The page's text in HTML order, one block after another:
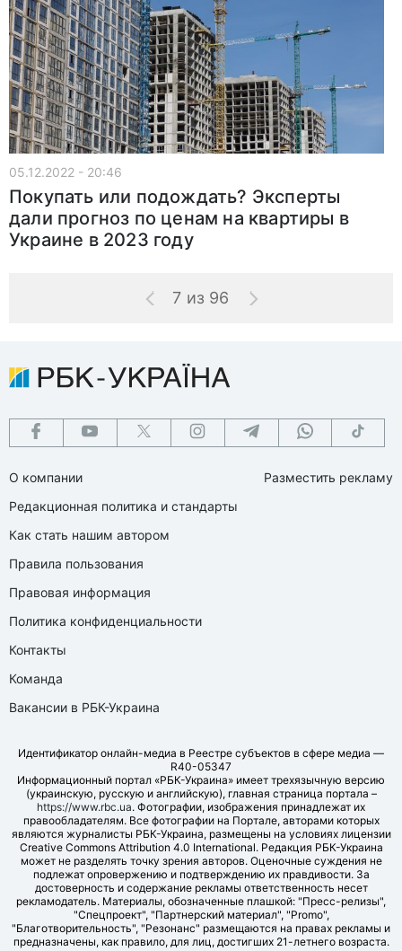
05.12.2022 - 20:46
Покупать или подождать? Эксперты
дали прогноз по ценам на квартиры в
Украине в 2023 году
7 из 96
О компании
Редакционная политика и стандарты
Как стать нашим автором
Правила пользования
Правовая информация
Политика конфиденциальности
Контакты
Команда
Вакансии в РБК-Украина
Разместить рекламу
Идентификатор онлайн-медиа в Реестре субъектов в сфере медиа —
R40-05347
Информационный портал «РБК-Украина» имеет трехязычную версию
(украинскую, русскую и английскую), главная страница портала –
https://www.rbc.ua. Фотографии, изображения принадлежат их
правообладателям. Все фотографии на Портале, авторами которых
являются журналисты РБК-Украина, размещены на условиях лицензии
Creative Commons Attribution 4.0 International. Редакция РБК-Украина
может не разделять точку зрения авторов. Оценочные суждения не
подлежат опровержению и подтверждению их правдивости. За
достоверность и содержание рекламы ответственность несет
рекламодатель. Материалы, обозначенные плашкой: "Пресс-релизы",
"Спецпроект", "Партнерский материал", "Promo",
"Благотворительность", "Резонанс" размещаются на правах рекламы и
предназначены, как правило, для лиц, достигших 21-летнего возраста.